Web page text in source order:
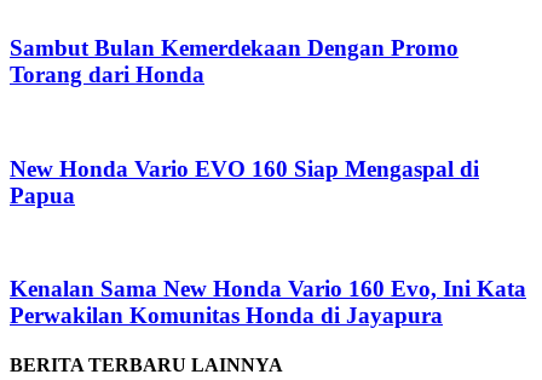
Sambut Bulan Kemerdekaan Dengan Promo
Torang dari Honda
New Honda Vario EVO 160 Siap Mengaspal di
Papua
Kenalan Sama New Honda Vario 160 Evo, Ini Kata
Perwakilan Komunitas Honda di Jayapura
BERITA TERBARU LAINNYA